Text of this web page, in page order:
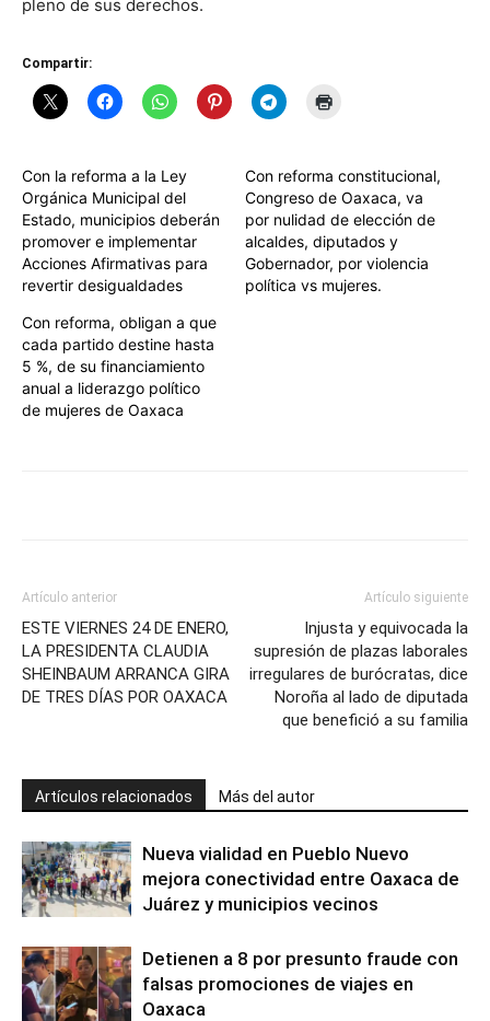
pleno de sus derechos.
Compartir:
Con la reforma a la Ley
Orgánica Municipal del
Estado, municipios deberán
promover e implementar
Acciones Afirmativas para
revertir desigualdades
Con reforma constitucional,
Congreso de Oaxaca, va
por nulidad de elección de
alcaldes, diputados y
Gobernador, por violencia
política vs mujeres.
Con reforma, obligan a que
cada partido destine hasta
5 %, de su financiamiento
anual a liderazgo político
de mujeres de Oaxaca
Artículo anterior
ESTE VIERNES 24 DE ENERO,
LA PRESIDENTA CLAUDIA
SHEINBAUM ARRANCA GIRA
DE TRES DÍAS POR OAXACA
Artículo siguiente
Injusta y equivocada la
supresión de plazas laborales
irregulares de burócratas, dice
Noroña al lado de diputada
que benefició a su familia
Artículos relacionados Más del autor
Nueva vialidad en Pueblo Nuevo
mejora conectividad entre Oaxaca de
Juárez y municipios vecinos
Detienen a 8 por presunto fraude con
falsas promociones de viajes en
Oaxaca